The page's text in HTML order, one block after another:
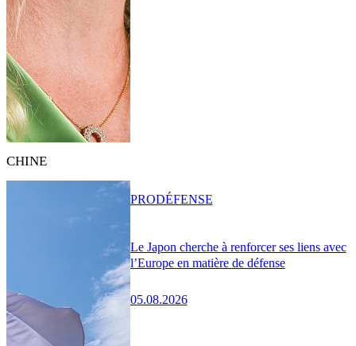
CHINE
Le Japon cherche à renforcer ses liens avec
l’Europe en matière de défense
05.08.2026
PRODÉFENSE